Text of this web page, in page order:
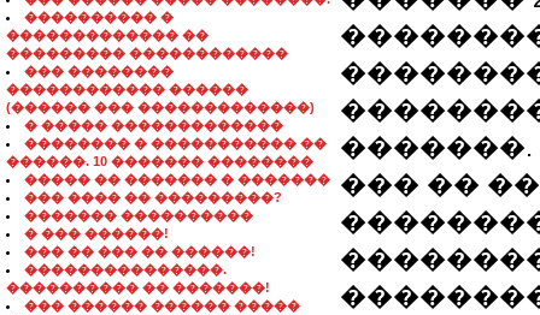
���������� �
������������� ��
��������� ������������
��� ��������
������������ ������
(������ ��� �������������)
� ����� �������������
�������� � ����������� ��
������. 10 ������� ��������
����� �� ������� � �������
��� ���� �� ���������?
������� ����������
� ��� ������!
��� �� ��� �� ������!
���������������.
���������� �� �������!
��� ������ ������ �����
��� ��